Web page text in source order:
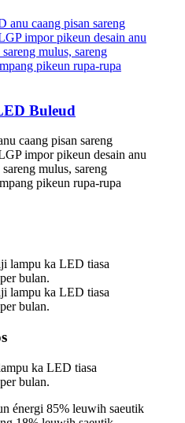
Buleud
caang pisan sareng
impor pikeun desain anu
mulus, sareng
pikeun rupa-rupa
ka LED tiasa
bulan.